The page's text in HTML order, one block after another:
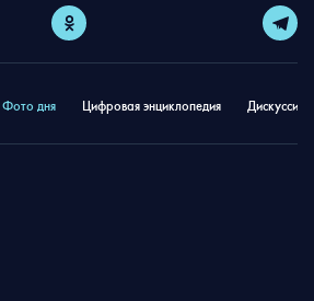
Фото дня Цифровая энциклопедия